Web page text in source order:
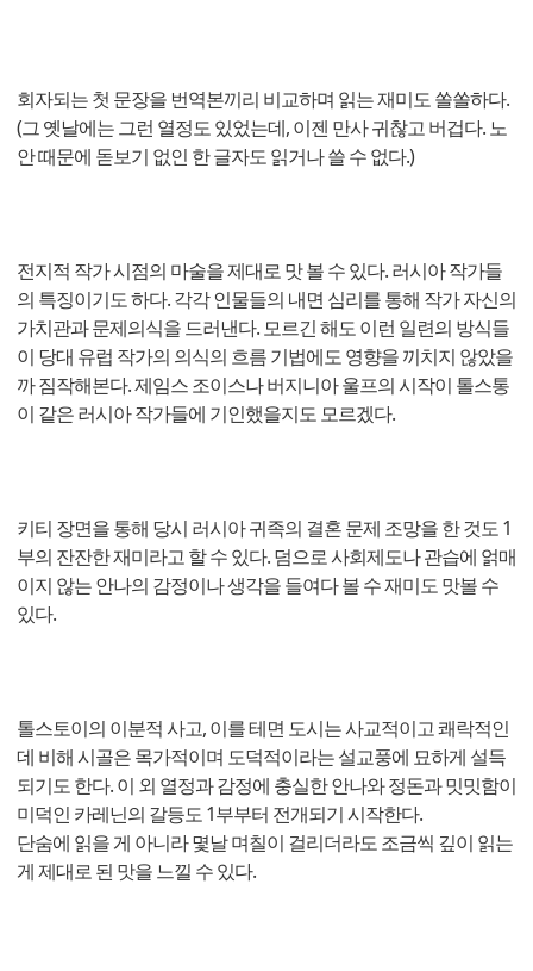
회자되는 첫 문장을 번역본끼리 비교하며 읽는 재미도 쏠쏠하다.
(그 옛날에는 그런 열정도 있었는데, 이젠 만사 귀찮고 버겁다. 노
안 때문에 돋보기 없인 한 글자도 읽거나 쓸 수 없다.)
전지적 작가 시점의 마술을 제대로 맛 볼 수 있다. 러시아 작가들
의 특징이기도 하다. 각각 인물들의 내면 심리를 통해 작가 자신의
가치관과 문제의식을 드러낸다. 모르긴 해도 이런 일련의 방식들
이 당대 유럽 작가의 의식의 흐름 기법에도 영향을 끼치지 않았을
까 짐작해본다. 제임스 조이스나 버지니아 울프의 시작이 톨스통
이 같은 러시아 작가들에 기인했을지도 모르겠다.
키티 장면을 통해 당시 러시아 귀족의 결혼 문제 조망을 한 것도 1
부의 잔잔한 재미라고 할 수 있다. 덤으로 사회제도나 관습에 얽매
이지 않는 안나의 감정이나 생각을 들여다 볼 수 재미도 맛볼 수
있다.
톨스토이의 이분적 사고, 이를 테면 도시는 사교적이고 쾌락적인
데 비해 시골은 목가적이며 도덕적이라는 설교풍에 묘하게 설득
되기도 한다. 이 외 열정과 감정에 충실한 안나와 정돈과 밋밋함이
미덕인 카레닌의 갈등도 1부부터 전개되기 시작한다.
단숨에 읽을 게 아니라 몇날 며칠이 걸리더라도 조금씩 깊이 읽는
게 제대로 된 맛을 느낄 수 있다.